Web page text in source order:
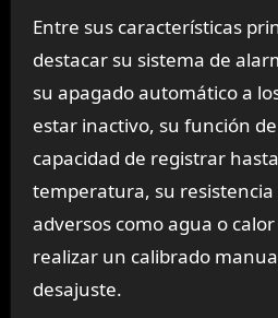
Entre sus características
destacar su sistema de
su apagado automático a
estar inactivo, su función
capacidad de registrar
temperatura, su
adversos como agua o
realizar un calibrado
desajuste.